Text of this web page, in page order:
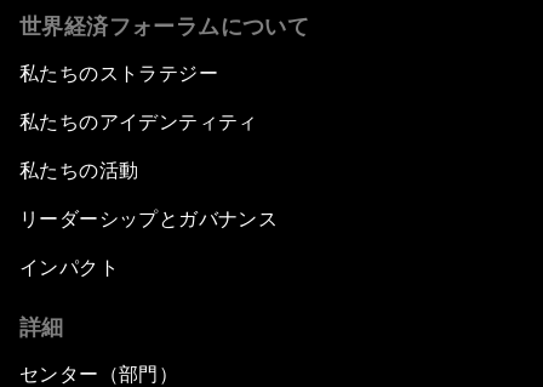
世界経済フォーラムについて
私たちのストラテジー
私たちのアイデンティティ
私たちの活動
リーダーシップとガバナンス
インパクト
詳細
センター（部門）